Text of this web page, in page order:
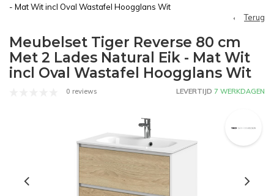
- Mat Wit incl Oval Wastafel Hoogglans Wit
Terug
Meubelset Tiger Reverse 80 cm
Met 2 Lades Natural Eik - Mat Wit
incl Oval Wastafel Hoogglans Wit
0 reviews LEVERTIJD 7 WERKDAGEN